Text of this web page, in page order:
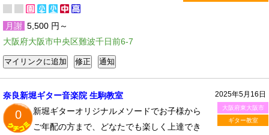
月謝 5,500 円～
大阪府大阪市中央区難波千日前6-7
2025年5月16日
大阪府東大阪市
ギター教室
奈良新堀ギター音楽院 生駒教室
0
新堀ギターオリジナルメソードでお子様から
ご年配の方まで、どなたでも楽しく上達でき